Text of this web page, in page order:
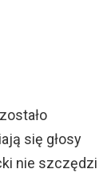
się głosy
nie szczędzi